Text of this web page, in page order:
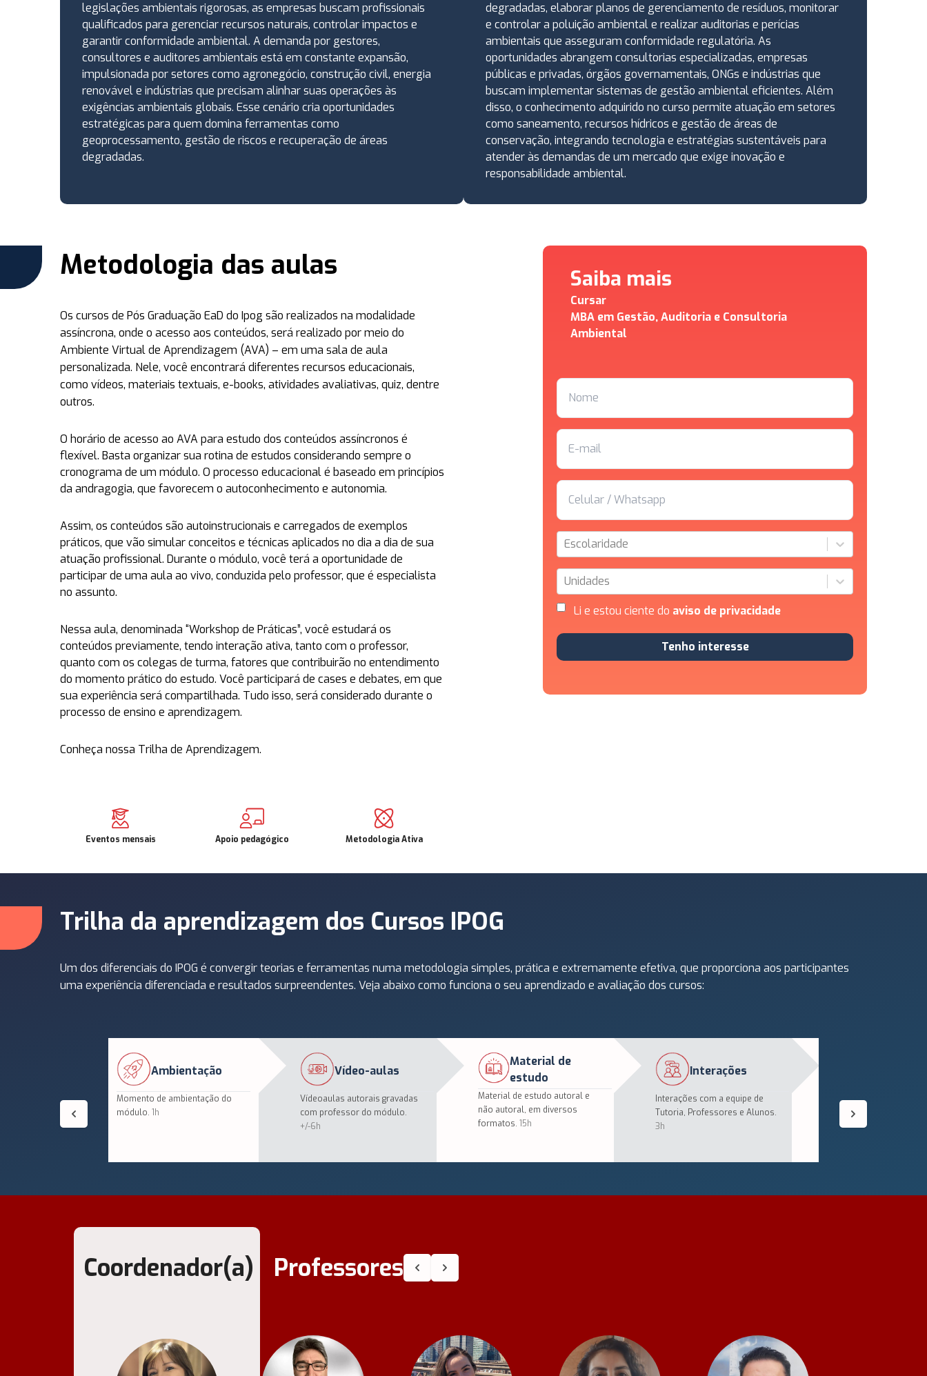
legislações ambientais rigorosas, as empresas buscam profissionais
qualificados para gerenciar recursos naturais, controlar impactos e
garantir conformidade ambiental. A demanda por gestores,
consultores e auditores ambientais está em constante expansão,
impulsionada por setores como agronegócio, construção civil, energia
renovável e indústrias que precisam alinhar suas operações às
exigências ambientais globais. Esse cenário cria oportunidades
estratégicas para quem domina ferramentas como
geoprocessamento, gestão de riscos e recuperação de áreas
degradadas.
degradadas, elaborar planos de gerenciamento de resíduos, monitorar
e controlar a poluição ambiental e realizar auditorias e perícias
ambientais que asseguram conformidade regulatória. As
oportunidades abrangem consultorias especializadas, empresas
públicas e privadas, órgãos governamentais, ONGs e indústrias que
buscam implementar sistemas de gestão ambiental eficientes. Além
disso, o conhecimento adquirido no curso permite atuação em setores
como saneamento, recursos hídricos e gestão de áreas de
conservação, integrando tecnologia e estratégias sustentáveis para
atender às demandas de um mercado que exige inovação e
responsabilidade ambiental.
Metodologia das aulas
Os cursos de Pós Graduação EaD do Ipog são realizados na modalidade
assíncrona, onde o acesso aos conteúdos, será realizado por meio do
Ambiente Virtual de Aprendizagem (AVA) – em uma sala de aula
personalizada. Nele, você encontrará diferentes recursos educacionais,
como vídeos, materiais textuais, e-books, atividades avaliativas, quiz, dentre
outros.
O horário de acesso ao AVA para estudo dos conteúdos assíncronos é
flexível. Basta organizar sua rotina de estudos considerando sempre o
cronograma de um módulo. O processo educacional é baseado em princípios
da andragogia, que favorecem o autoconhecimento e autonomia.
Assim, os conteúdos são autoinstrucionais e carregados de exemplos
práticos, que vão simular conceitos e técnicas aplicados no dia a dia de sua
atuação profissional. Durante o módulo, você terá a oportunidade de
participar de uma aula ao vivo, conduzida pelo professor, que é especialista
no assunto.
Nessa aula, denominada “Workshop de Práticas”, você estudará os
conteúdos previamente, tendo interação ativa, tanto com o professor,
quanto com os colegas de turma, fatores que contribuirão no entendimento
do momento prático do estudo. Você participará de cases e debates, em que
sua experiência será compartilhada. Tudo isso, será considerado durante o
processo de ensino e aprendizagem.
Conheça nossa Trilha de Aprendizagem.
Eventos mensais Apoio pedagógico Metodologia Ativa
Saiba mais
Cursar
MBA em Gestão, Auditoria e Consultoria
Ambiental
Escolaridade
Unidades
Li e estou ciente do aviso de privacidade
Tenho interesse
Trilha da aprendizagem dos Cursos IPOG
Um dos diferenciais do IPOG é convergir teorias e ferramentas numa metodologia simples, prática e extremamente efetiva, que proporciona aos participantes
uma experiência diferenciada e resultados surpreendentes. Veja abaixo como funciona o seu aprendizado e avaliação dos cursos:
Ambientação
Momento de ambientação do
módulo. 1h
Vídeo-aulas
Vídeoaulas autorais gravadas
com professor do módulo.
+/-6h
Material de
estudo
Material de estudo autoral e
não autoral, em diversos
formatos. 15h
Interações
Interações com a equipe de
Tutoria, Professores e Alunos.
3h
Workshop de práticas
Coordenador(a) Professores